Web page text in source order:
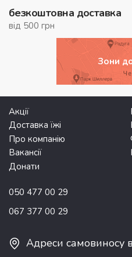
безкоштовна доставка
від 500 грн
Зони
Акції
Доставка їжі
Про компанію
Вакансії
Донати
050 477 00 29
067 377 00 29
Адреси самовиносу